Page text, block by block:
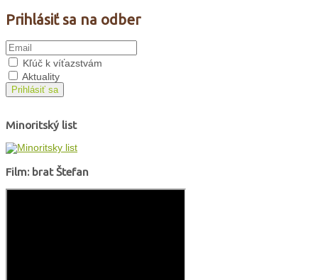
Prihlásiť sa na odber
Kľúč k víťazstvám
Aktuality
Prihlásiť sa
Minoritský list
Film: brat Štefan